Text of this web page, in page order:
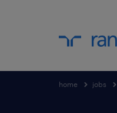
home jobs